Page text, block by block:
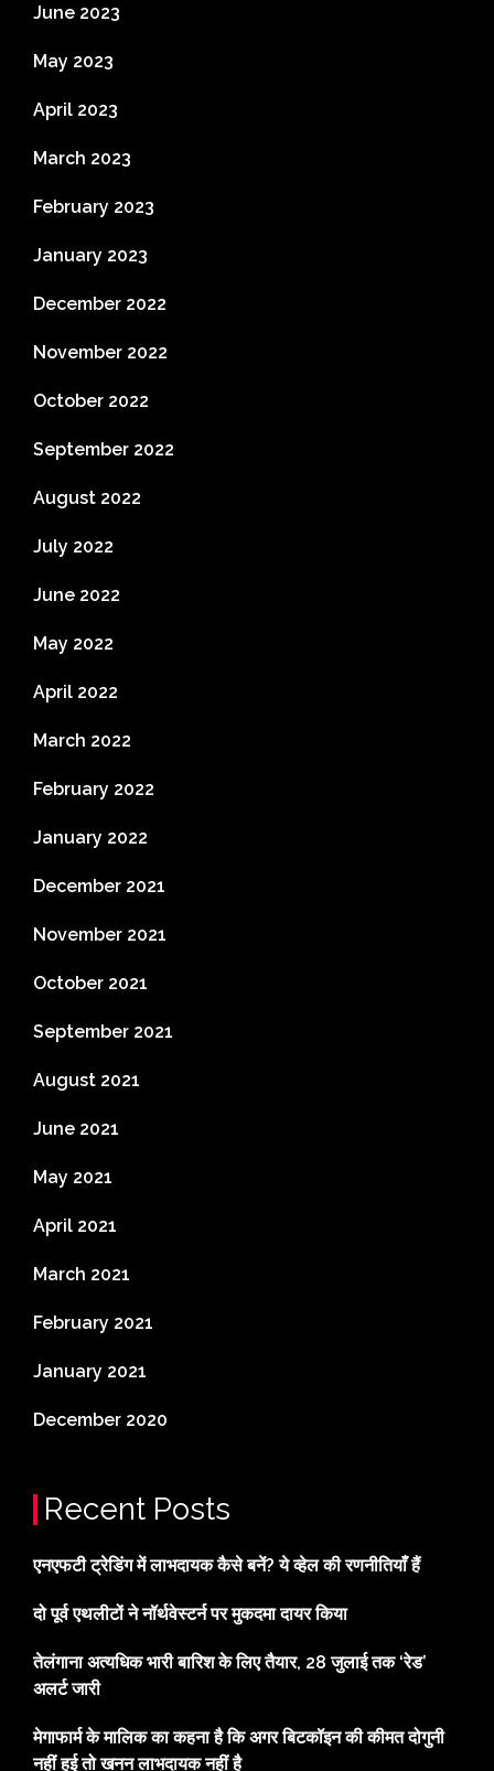
June 2023
May 2023
April 2023
March 2023
February 2023
January 2023
December 2022
November 2022
October 2022
September 2022
August 2022
July 2022
June 2022
May 2022
April 2022
March 2022
February 2022
January 2022
December 2021
November 2021
October 2021
September 2021
August 2021
June 2021
May 2021
April 2021
March 2021
February 2021
January 2021
December 2020
Recent Posts
एनएफटी ट्रेडिंग में लाभदायक कैसे बनें? ये व्हेल की रणनीतियाँ हैं
दो पूर्व एथलीटों ने नॉर्थवेस्टर्न पर मुकदमा दायर किया
तेलंगाना अत्यधिक भारी बारिश के लिए तैयार, 28 जुलाई तक ‘रेड’
अलर्ट जारी
मेगाफार्म के मालिक का कहना है कि अगर बिटकॉइन की कीमत दोगुनी
नहीं हुई तो खनन लाभदायक नहीं है